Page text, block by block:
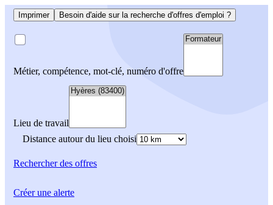
Imprimer Besoin d'aide sur la recherche d'offres d'emploi ?
Métier, compétence, mot-clé, numéro d'offre
Lieu de travail
Distance autour du lieu choisi
Rechercherdes offres
Créer une alerte